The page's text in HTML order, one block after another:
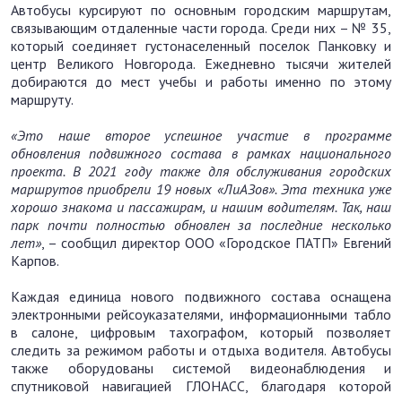
Автобусы курсируют по основным городским маршрутам,
связывающим отдаленные части города. Среди них – № 35,
который соединяет густонаселенный поселок Панковку и
центр Великого Новгорода. Ежедневно тысячи жителей
добираются до мест учебы и работы именно по этому
маршруту.
«Это наше второе успешное участие в программе
обновления подвижного состава в рамках национального
проекта. В 2021 году также для обслуживания городских
маршрутов приобрели 19 новых «ЛиАЗов». Эта техника уже
хорошо знакома и пассажирам, и нашим водителям. Так, наш
парк почти полностью обновлен за последние несколько
лет», – сообщил директор ООО «Городское ПАТП» Евгений
Карпов.
Каждая единица нового подвижного состава оснащена
электронными рейсоуказателями, информационными табло
в салоне, цифровым тахографом, который позволяет
следить за режимом работы и отдыха водителя. Автобусы
также оборудованы системой видеонаблюдения и
спутниковой навигацией ГЛОНАСС, благодаря которой